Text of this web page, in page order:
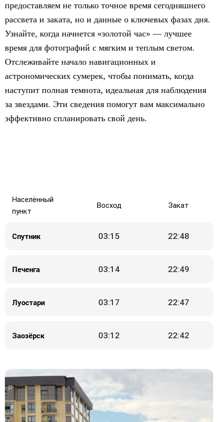
предоставляем не только точное время сегодняшнего
рассвета и заката, но и данные о ключевых фазах дня.
Узнайте, когда начнется «золотой час» — лучшее
время для фотографий с мягким и теплым светом.
Отслеживайте начало навигационных и
астрономических сумерек, чтобы понимать, когда
наступит полная темнота, идеальная для наблюдения
за звездами. Эти сведения помогут вам максимально
эффективно спланировать свой день.
Населённый
пункт
Восход Закат
Спутник 03:15 22:48
Печенга 03:14 22:49
Луостари 03:17 22:47
Заозёрск 03:12 22:42